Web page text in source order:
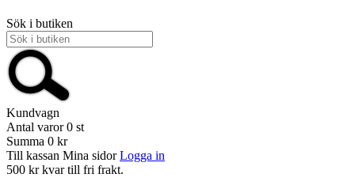
Sök i butiken
Kundvagn
Antal varor 0 st
Summa 0 kr
Till kassan Mina sidor Logga in
500 kr kvar till fri frakt.